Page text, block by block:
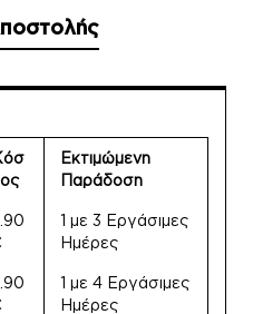
Εκτιμώμενη
Παράδοση
1 με 3 Εργάσιμες
Ημέρες
1 με 4 Εργάσιμες
Ημέρες